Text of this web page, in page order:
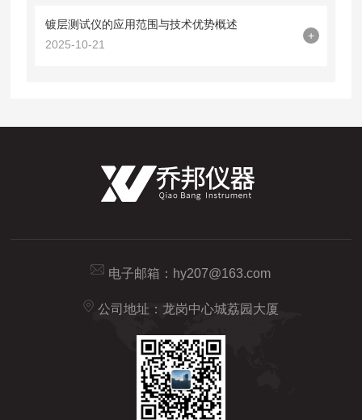
镀层测试仪的应用范围与技术优势概述
2025-10-21
+
电子邮箱： hy207@163.com
公司地址：龙岗中心城荔园大厦